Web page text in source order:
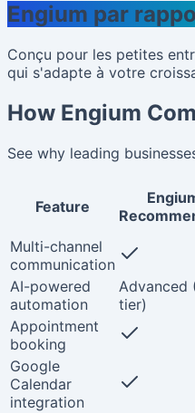
Engium par
Conçu pour les petites
qui s'adapte à votre
How Engium
See why leading
Feature
Multi-channel
communication
AI-powered
automation
Advanced
tier)
Appointment
booking
Google
Calendar
integration